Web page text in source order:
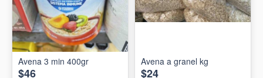
Avena 3 min 400gr
$46
Avena a granel kg
$24